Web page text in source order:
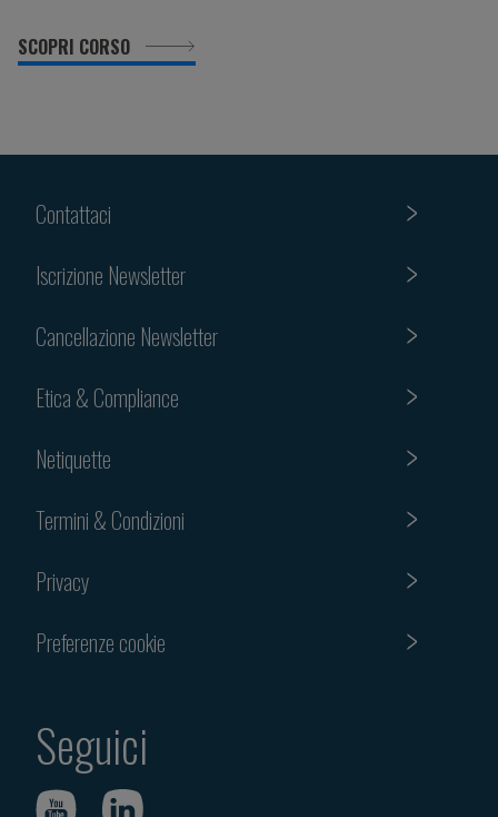
SCOPRI CORSO
Contattaci
Iscrizione Newsletter
Cancellazione Newsletter
Etica & Compliance
Netiquette
Termini & Condizioni
Privacy
Preferenze cookie
Seguici